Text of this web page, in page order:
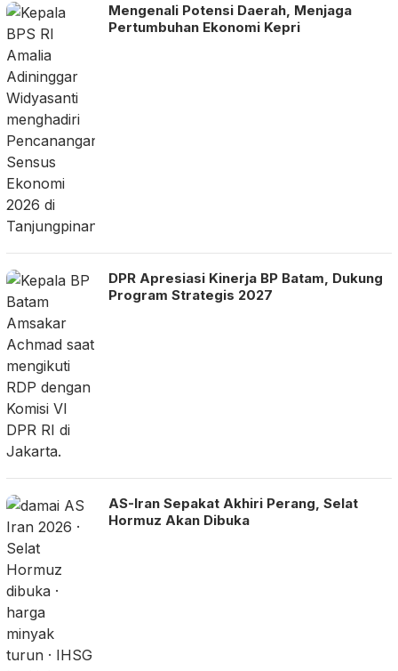
Mengenali Potensi Daerah, Menjaga
Pertumbuhan Ekonomi Kepri
DPR Apresiasi Kinerja BP Batam, Dukung
Program Strategis 2027
AS-Iran Sepakat Akhiri Perang, Selat
Hormuz Akan Dibuka